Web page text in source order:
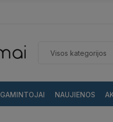
GAMINTOJAI NAUJIENOS